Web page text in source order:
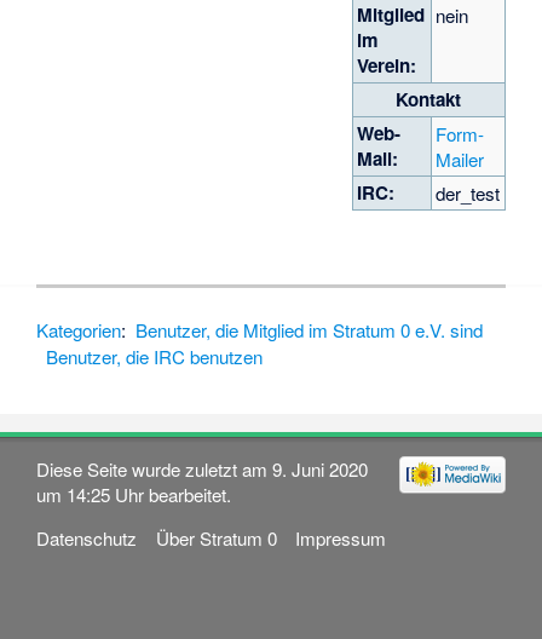
Mitglied
im
Verein:
nein
Kontakt
Web-
Mail:
Form-
Mailer
IRC: der_test
Kategorien: Benutzer, die Mitglied im Stratum 0 e.V. sind
Benutzer, die IRC benutzen
Diese Seite wurde zuletzt am 9. Juni 2020
um 14:25 Uhr bearbeitet.
Datenschutz
Über Stratum 0 Impressum